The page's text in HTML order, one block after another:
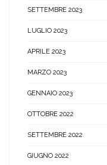
SETTEMBRE 2023
LUGLIO 2023
APRILE 2023
MARZO 2023
GENNAIO 2023
OTTOBRE 2022
SETTEMBRE 2022
GIUGNO 2022